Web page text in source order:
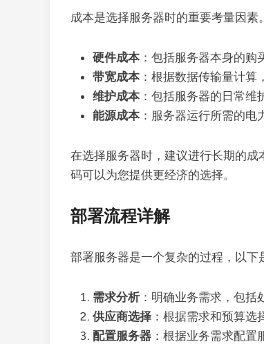
成本是选择服务器时的重要考量因素
硬件成本：包括服务器本身的购
带宽成本：根据数据传输量计算
维护成本：包括服务器的日常维
能源成本：服务器运行所需的电
在选择服务器时，建议进行长期的
码可以为您提供更经济的选择。
部署流程详解
部署服务器是一个复杂的过程，以下
需求分析 ：明确业务需求，包括
供应商选择 ：根据需求和预算选
配置服务器 ：根据业务需求配置